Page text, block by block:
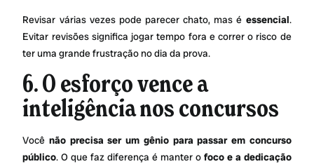
Revisar várias vezes pode parecer chato, mas é essencial.
Evitar revisões significa jogar tempo fora e correr o risco de
ter uma grande frustração no dia da prova.
6. O esforço vence a
inteligência nos concursos
Vocênão precisa ser um gênio para passar em concurso
público. O que faz diferença é manter o foco e a dedicação